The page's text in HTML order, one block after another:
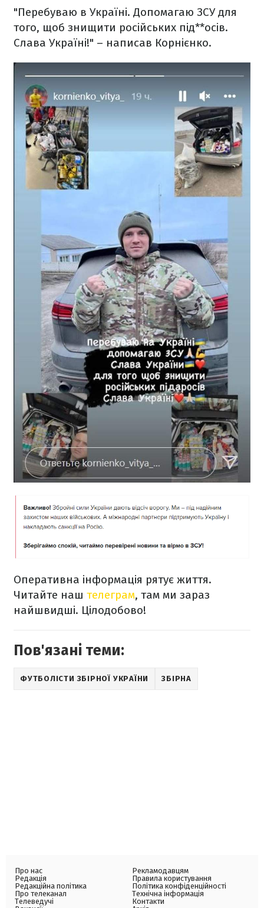
"Перебуваю в Україні. Допомагаю ЗСУ для
того, щоб знищити російських під**осів.
Слава Україні!" – написав Корнієнко.
Оперативна інформація рятує життя.
Читайте наш телеграм, там ми зараз
найшвидші. Цілодобово!
Пов'язані теми:
ФУТБОЛІСТИ ЗБІРНОЇ УКРАЇНИ ЗБІРНА
Про нас
Редакція
Редакційна політика
Про телеканал
Телеведучі
Рекламодавцям
Правила користування
Політика конфіденційності
Технічна інформація
Контакти